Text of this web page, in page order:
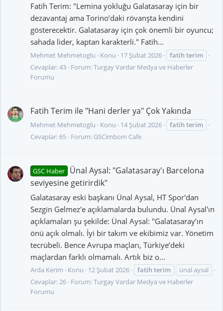
Fatih Terim: "Lemina yokluğu Galatasaray için bir
dezavantaj ama Torino’daki rövanşta kendini
gösterecektir. Galatasaray için çok önemli bir oyuncu;
sahada lider, kaptan karakterli." Fatih...
Mehmet Mehmetoglu Konu 17 Şubat 2026 fatihterim
Cevaplar: 43 Forum:Turgay Vardar Medya ve Haberler
Forumu
Fatih Terim ile "Hani derler ya" Çok Yakında
Mehmet Mehmetoglu Konu 14 Şubat 2026 fatihterim
Cevaplar: 65 Forum: GSCimbom Cafe
GSC Haber
Ünal Aysal: "Galatasaray'ı Barcelona
seviyesine getirirdik"
Galatasaray eski başkanı Ünal Aysal, HT Spor'dan
Sezgin Gelmez'e açıklamalarda bulundu. Ünal Aysal'ın
açıklamaları şu şekilde: Ünal Aysal: "Galatasaray’ın
önü açık olmalı. İyi bir takım ve ekibimiz var. Yönetim
tecrübeli. Bence Avrupa maçları, Türkiye’deki
maçlardan farklı olmamalı. Artık biz o...
Arda Kerim Konu 12 Şubat 2026 fatihterim
ünal aysal
Cevaplar: 26 Forum:Turgay Vardar Medya ve Haberler
Forumu